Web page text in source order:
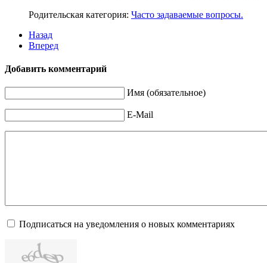
Родительская категория: Часто задаваемые вопросы.
Назад
Вперед
Добавить комментарий
Имя (обязательное)
E-Mail
Подписаться на уведомления о новых комментариях